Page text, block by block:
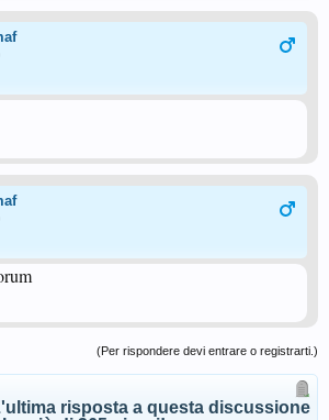
(Per rispondere devi entrare o registrarti.)
risposta a questa discussione